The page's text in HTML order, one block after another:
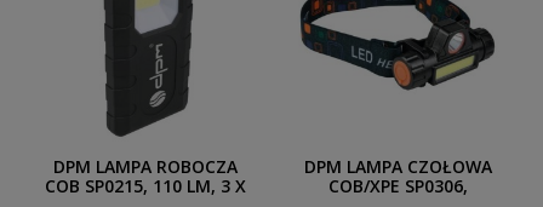
DPM LAMPA ROBOCZA
COB SP0215, 110 LM, 3 X
DPM LAMPA CZOŁOWA
COB/XPE SP0306,